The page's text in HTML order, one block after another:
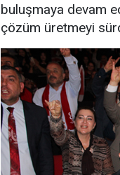
buluşmaya devam
çözüm üretmeyi